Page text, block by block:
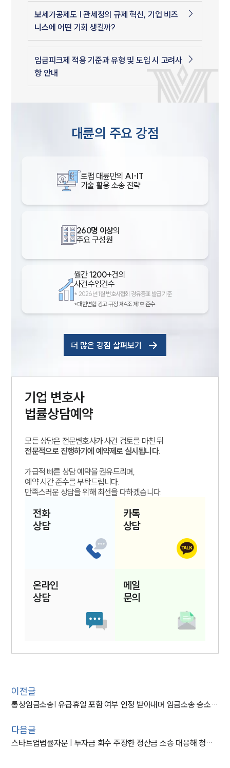
보세가공제도 | 관세청의 규제 혁신, 기업 비즈
니스에 어떤 기회 생길까?
임금피크제 적용 기준과 유형 및 도입 시 고려사
항 안내
대륜의 주요 강점
로펌 대륜만의 AI·IT
기술 활용 소송 전략
260명 이상의
주요 구성원
월간1200+건의
사건수임건수
* 2026년 1월 변호사협회 경유증표 발급 기준
*대한변협 광고 규정 제4조 제1호 준수
더 많은 강점 살펴보기
기업 변호사
법률상담예약
모든 상담은 전문변호사가 사건 검토를 마친 뒤
전문적으로 진행하기에 예약제로 실시됩니다.
가급적 빠른 상담 예약을 권유드리며,
예약 시간 준수를 부탁드립니다.
만족스러운 상담을 위해 최선을 다하겠습니다.
전화
상담
카톡
상담
온라인
상담
메일
문의
이전글
통상임금소송| 유급휴일 포함 여부 인정 받아내며 임금소송 승소한 사례
다음글
스타트업법률자문 | 투자금 회수 주장한 정산금 소송 대응해 청구 기각